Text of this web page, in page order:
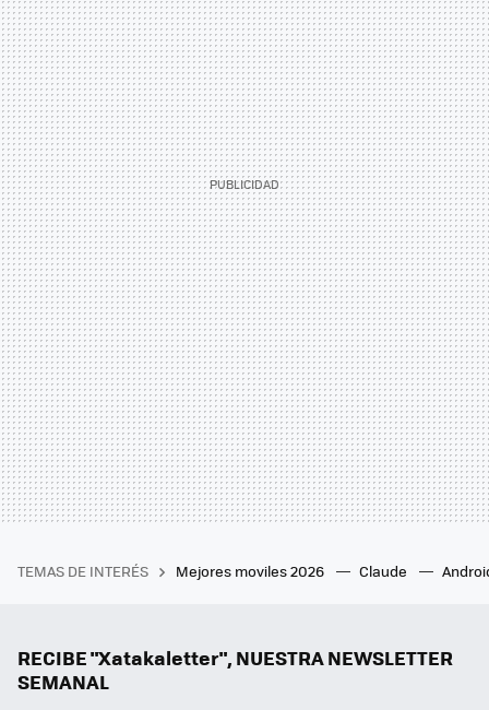
TEMAS DE INTERÉS Mejores moviles 2026 Claude
RECIBE "Xatakaletter", NUESTRA NEWSLETTER
SEMANAL